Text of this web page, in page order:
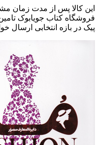
این کالا پس از مدت زمان
فروشگاه کتاب جویابوک
پیک در بازه انتخابی ارسال